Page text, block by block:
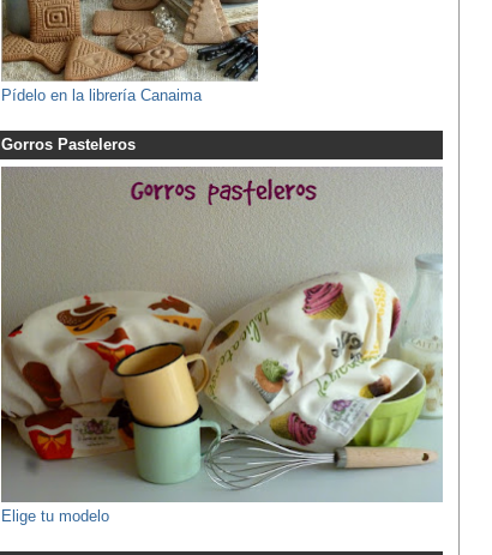
Pídelo en la librería Canaima
Gorros Pasteleros
Elige tu modelo